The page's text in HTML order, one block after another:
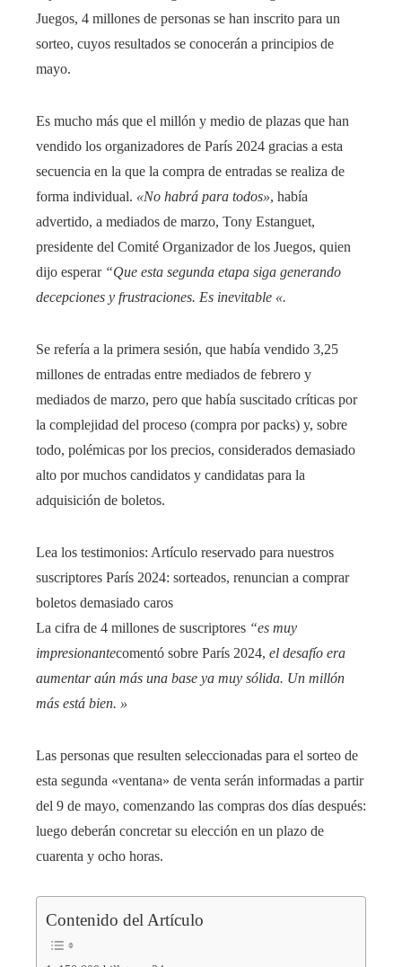
Juegos, 4 millones de personas se han inscrito para un
sorteo, cuyos resultados se conocerán a principios de
mayo.
Es mucho más que el millón y medio de plazas que han
vendido los organizadores de París 2024 gracias a esta
secuencia en la que la compra de entradas se realiza de
forma individual. «No habrá para todos», había
advertido, a mediados de marzo, Tony Estanguet,
presidente del Comité Organizador de los Juegos, quien
dijo esperar “Que esta segunda etapa siga generando
decepciones y frustraciones. Es inevitable «.
Se refería a la primera sesión, que había vendido 3,25
millones de entradas entre mediados de febrero y
mediados de marzo, pero que había suscitado críticas por
la complejidad del proceso (compra por packs) y, sobre
todo, polémicas por los precios, considerados demasiado
alto por muchos candidatos y candidatas para la
adquisición de boletos.
Lea los testimonios: Artículo reservado para nuestros
suscriptores París 2024: sorteados, renuncian a comprar
boletos demasiado caros
La cifra de 4 millones de suscriptores “es muy
impresionantecomentó sobre París 2024, el desafío era
aumentar aún más una base ya muy sólida. Un millón
más está bien. »
Las personas que resulten seleccionadas para el sorteo de
esta segunda «ventana» de venta serán informadas a partir
del 9 de mayo, comenzando las compras dos días después:
luego deberán concretar su elección en un plazo de
cuarenta y ocho horas.
Contenido del Artículo